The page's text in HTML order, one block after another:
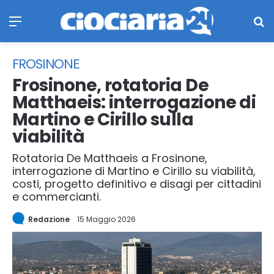
FROSINONE
Frosinone, rotatoria De
Matthaeis: interrogazione di
Martino e Cirillo sulla
viabilità
Rotatoria De Matthaeis a Frosinone,
interrogazione di Martino e Cirillo su viabilità,
costi, progetto definitivo e disagi per cittadini
e commercianti.
Redazione 15 Maggio 2026